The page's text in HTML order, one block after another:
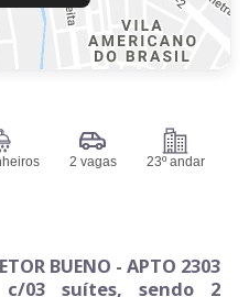
2 vagas 23º andar
BUENO - APTO 2303
c/03 suítes, sendo 2